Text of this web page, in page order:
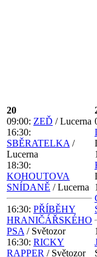
20
09:00: ZEĎ / Lucerna
16:30:
SBĚRATELKA /
Lucerna
18:30:
KOHOUTOVA
SNÍDANĚ / Lucerna
16:30: PŘÍBĚHY
HRANIČÁŘSKÉHO
PSA / Světozor
16:30: RICKY
RAPPER / Světozor